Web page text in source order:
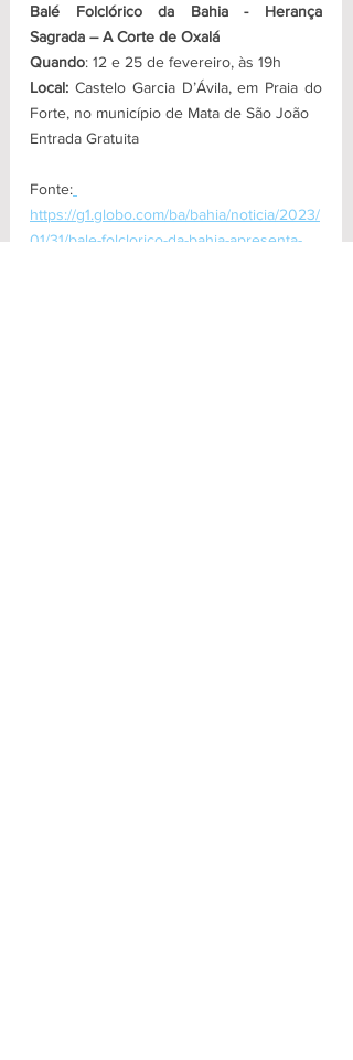
Balé Folclórico da Bahia - Herança
Sagrada – A Corte de Oxalá
Quando: 12 e 25 de fevereiro, às 19h
Local: Castelo Garcia D’Ávila, em Praia do
Forte, no município de Mata de São João
Entrada Gratuita
Fonte:
https://g1.globo.com/ba/bahia/noticia/2023/
01/31/bale-folclorico-da-bahia-apresenta-